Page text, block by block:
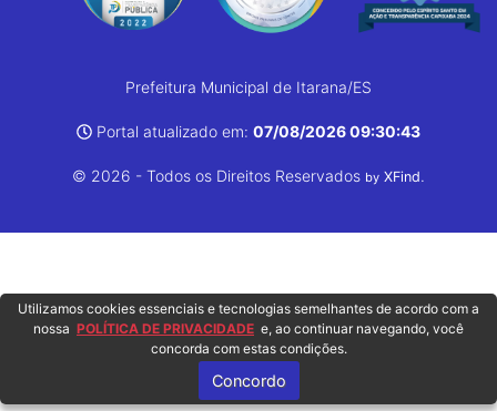
Prefeitura Municipal de Itarana/ES
Portal atualizado em: 07/08/2026 09:30:43
© 2026 - Todos os Direitos Reservados by XFind.
Utilizamos cookies essenciais e tecnologias semelhantes de acordo com a
nossa POLÍTICA DE PRIVACIDADE e, ao continuar navegando, você
concorda com estas condições.
Concordo